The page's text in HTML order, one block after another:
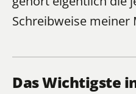
Schreibweise meiner
Das Wichtigste